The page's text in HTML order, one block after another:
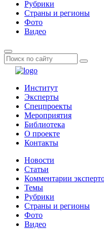
Рубрики
Страны и регионы
Фото
Видео
Институт
Эксперты
Спецпроекты
Мероприятия
Библиотека
О проекте
Контакты
Новости
Статьи
Комментарии
Темы
Рубрики
Страны и регионы
Фото
Видео